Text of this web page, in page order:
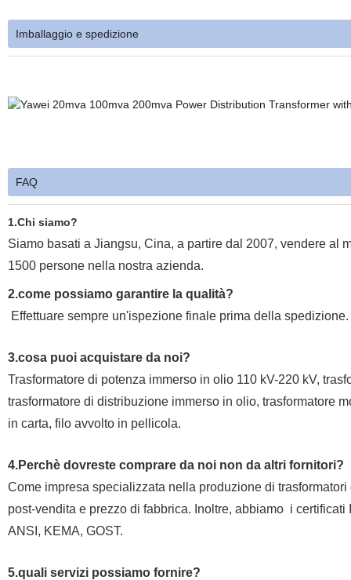
Imballaggio e spedizione
FAQ
1.Chi siamo?
Siamo basati a Jiangsu, Cina, a partire dal 2007, vendere al
1500 persone nella nostra azienda.
2.come possiamo garantire la qualità?
Effettuare sempre un'ispezione finale prima della spedizione.
3.cosa puoi acquistare da noi?
Trasformatore di potenza immerso in olio 110 kV-220 kV,
trasformatore di distribuzione immerso in olio, trasformatore
in carta, filo avvolto in pellicola.
4.Perchè dovreste comprare da noi non da altri fornitori?
Come impresa specializzata nella produzione di
post-vendita e prezzo di fabbrica. Inoltre, abbiamo i certificati
ANSI, KEMA, GOST.
5.quali servizi possiamo fornire?